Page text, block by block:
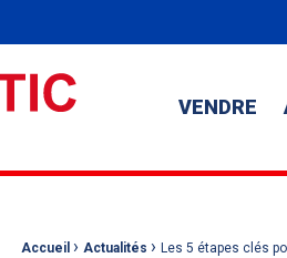
VENDRE
Accueil › Actualités › Les 5 étapes clés